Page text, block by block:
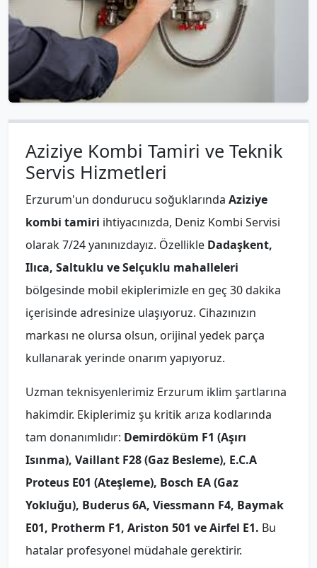
Aziziye Kombi Tamiri ve Teknik
Servis Hizmetleri
Erzurum'un dondurucu soğuklarında Aziziye
kombi tamiri ihtiyacınızda, Deniz Kombi Servisi
olarak 7/24 yanınızdayız. Özellikle Dadaşkent,
Ilıca, Saltuklu ve Selçuklu mahalleleri
bölgesinde mobil ekiplerimizle en geç 30 dakika
içerisinde adresinize ulaşıyoruz. Cihazınızın
markası ne olursa olsun, orijinal yedek parça
kullanarak yerinde onarım yapıyoruz.
Uzman teknisyenlerimiz Erzurum iklim şartlarına
hakimdir. Ekiplerimiz şu kritik arıza kodlarında
tam donanımlıdır: Demirdöküm F1 (Aşırı
Isınma), Vaillant F28 (Gaz Besleme), E.C.A
Proteus E01 (Ateşleme), Bosch EA (Gaz
Yokluğu), Buderus 6A, Viessmann F4, Baymak
E01, Protherm F1, Ariston 501 ve Airfel E1. Bu
hatalar profesyonel müdahale gerektirir.